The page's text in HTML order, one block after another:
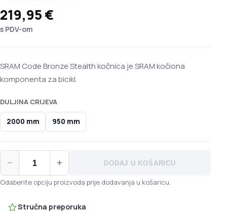
219,95€
s PDV-om
SRAM Code Bronze Stealth kočnica je SRAM kočiona
komponenta za bicikl.
DULJINA CRIJEVA
2000 mm 950 mm
−
SRAM Code Bronze Stealth kočnica količina
+ DODAJ U KOŠARICU
Odaberite opciju proizvoda prije dodavanja u košaricu.
Stručna preporuka